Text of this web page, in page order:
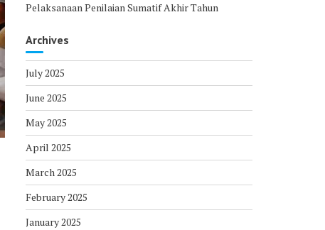
Pelaksanaan Penilaian Sumatif Akhir Tahun
Archives
July 2025
June 2025
May 2025
April 2025
March 2025
February 2025
January 2025